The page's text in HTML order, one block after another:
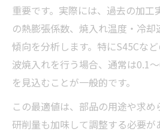
重要です。実際には、過去の加工
の熱膨張係数、焼入れ温度・冷
傾向を分析します。特にS45Cな
波焼入れを行う場合、通常は0.1
を見込むことが一般的です。
この最適値は、部品の用途や求
研削量も加味して調整する必要が